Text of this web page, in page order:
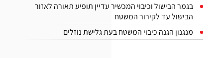
בגמר הבישול וכיבוי המכשיר עדיין תופיע תאורה לאזור
הבישול עד לקירור המשטח
מנגנון הגנה כיבוי המשטח בעת גלישת נוזלים